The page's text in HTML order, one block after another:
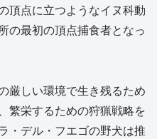
頂点に立つようなイヌ科動
の最初の頂点捕食者となっ
厳しい環境で生き残るため
繁栄するための狩猟戦略を
・デル・フエゴの野犬は推